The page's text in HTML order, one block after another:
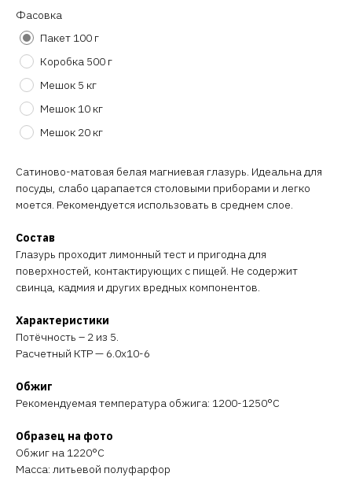
Фасовка
Пакет 100 г
Коробка 500 г
Мешок 5 кг
Мешок 10 кг
Мешок 20 кг
Сатиново-матовая белая магниевая глазурь. Идеальна для
посуды, слабо царапается столовыми приборами и легко
моется. Рекомендуется использовать в среднем слое.
Состав
Глазурь проходит лимонный тест и пригодна для
поверхностей, контактирующих с пищей. Не содержит
свинца, кадмия и других вредных компонентов.
Характеристики
Потёчность – 2 из 5.
Расчетный КТР — 6.0х10-6
Обжиг
Рекомендуемая температура обжига: 1200-1250°C
Образец на фото
Обжиг на 1220°C
Масса: литьевой полуфарфор